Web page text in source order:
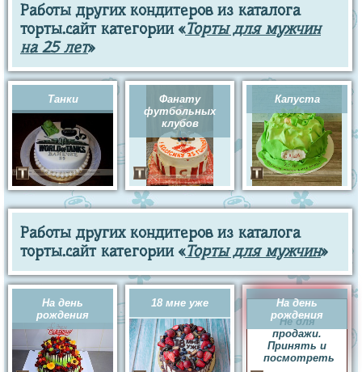
Работы других кондитеров из каталога
торты.сайт категории «Торты для мужчин
на 25 лет»
Танки
Фанату
футбольных
клубов
Капуста
Работы других кондитеров из каталога
торты.сайт категории «Торты для мужчин»
На день
рождения
18 мне уже
На день
рождения
Не для
продажи.
Принять и
посмотреть